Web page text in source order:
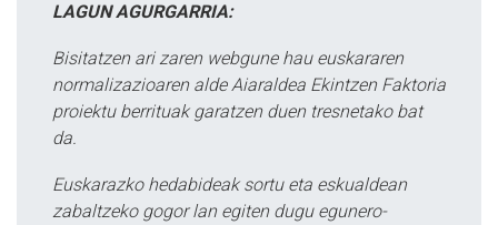
LAGUN AGURGARRIA:
Bisitatzen ari zaren webgune hau euskararen
normalizazioaren alde Aiaraldea Ekintzen Faktoria
proiektu berrituak garatzen duen tresnetako bat
da.
Euskarazko hedabideak sortu eta eskualdean
zabaltzeko gogor lan egiten dugu egunero-